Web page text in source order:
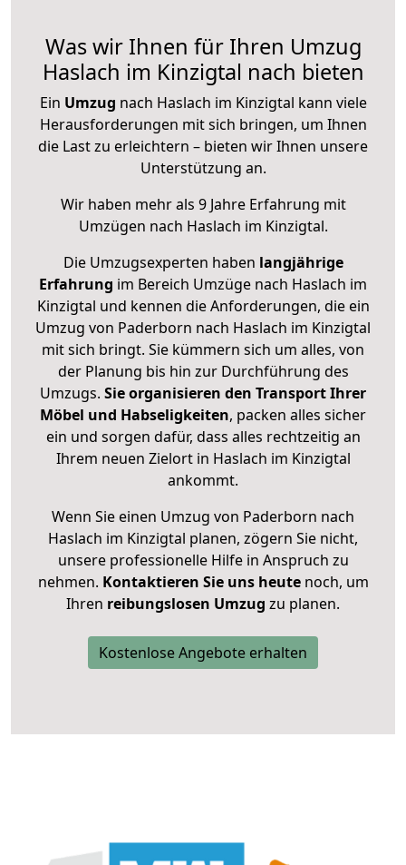
Was wir Ihnen für Ihren Umzug
Haslach im Kinzigtal nach bieten
Ein Umzug nach Haslach im Kinzigtal kann viele
Herausforderungen mit sich bringen, um Ihnen
die Last zu erleichtern – bieten wir Ihnen unsere
Unterstützung an.
Wir haben mehr als 9 Jahre Erfahrung mit
Umzügen nach Haslach im Kinzigtal.
Die Umzugsexperten haben langjährige
Erfahrung im Bereich Umzüge nach Haslach im
Kinzigtal und kennen die Anforderungen, die ein
Umzug von Paderborn nach Haslach im Kinzigtal
mit sich bringt. Sie kümmern sich um alles, von
der Planung bis hin zur Durchführung des
Umzugs. Sie organisieren den Transport Ihrer
Möbel und Habseligkeiten, packen alles sicher
ein und sorgen dafür, dass alles rechtzeitig an
Ihrem neuen Zielort in Haslach im Kinzigtal
ankommt.
Wenn Sie einen Umzug von Paderborn nach
Haslach im Kinzigtal planen, zögern Sie nicht,
unsere professionelle Hilfe in Anspruch zu
nehmen. Kontaktieren Sie uns heutenoch, um
Ihren reibungslosen Umzug zu planen.
Kostenlose Angebote erhalten